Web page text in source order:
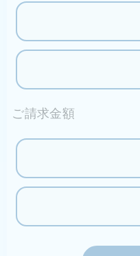
ご請求金額